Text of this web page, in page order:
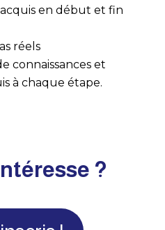
en début et fin
réels
connaissances et
à chaque étape.
?